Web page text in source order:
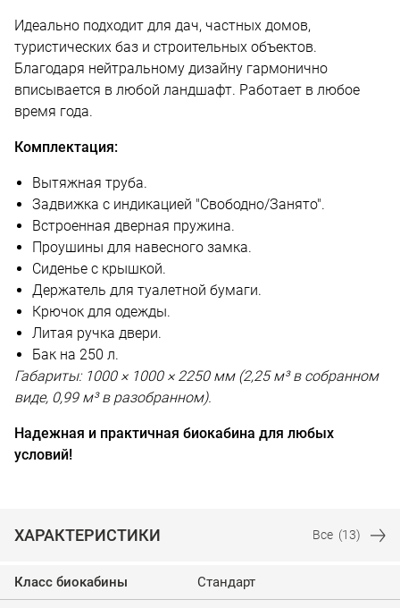
Идеально подходит для дач, частных домов,
туристических баз и строительных объектов.
Благодаря нейтральному дизайну гармонично
вписывается в любой ландшафт. Работает в любое
время года.
Комплектация:
Вытяжная труба.
Задвижка с индикацией "Свободно/Занято".
Встроенная дверная пружина.
Проушины для навесного замка.
Сиденье с крышкой.
Держатель для туалетной бумаги.
Крючок для одежды.
Литая ручка двери.
Бак на 250 л.
Габариты: 1000 × 1000 × 2250 мм (2,25 м³ в собранном
виде, 0,99 м³ в разобранном).
Надежная и практичная биокабина для любых
условий!
ХАРАКТЕРИСТИКИ Все (13)
Класс биокабины Стандарт